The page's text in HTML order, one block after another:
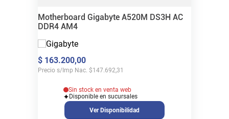
Motherboard Gigabyte A520M DS3H AC
DDR4 AM4
$ 163.200,00
Precio s/Imp Nac. $147.692,31
Sin stock en venta web
Disponible en sucursales
Ver Disponibilidad